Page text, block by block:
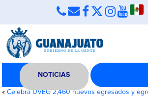
NOTICIAS
«Celebra UVEG 2,460 nuevos egresados y